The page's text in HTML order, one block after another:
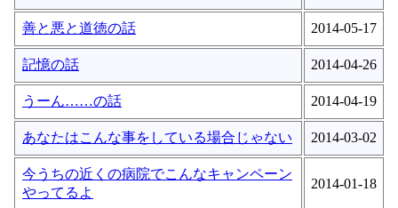
善と悪と道徳の話 2014-05-17
記憶の話 2014-04-26
うーん……の話 2014-04-19
あなたはこんな事をしている場合じゃない 2014-03-02
今うちの近くの病院でこんなキャンペーン
やってるよ
2014-01-18